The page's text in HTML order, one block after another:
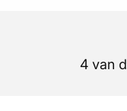
4 van